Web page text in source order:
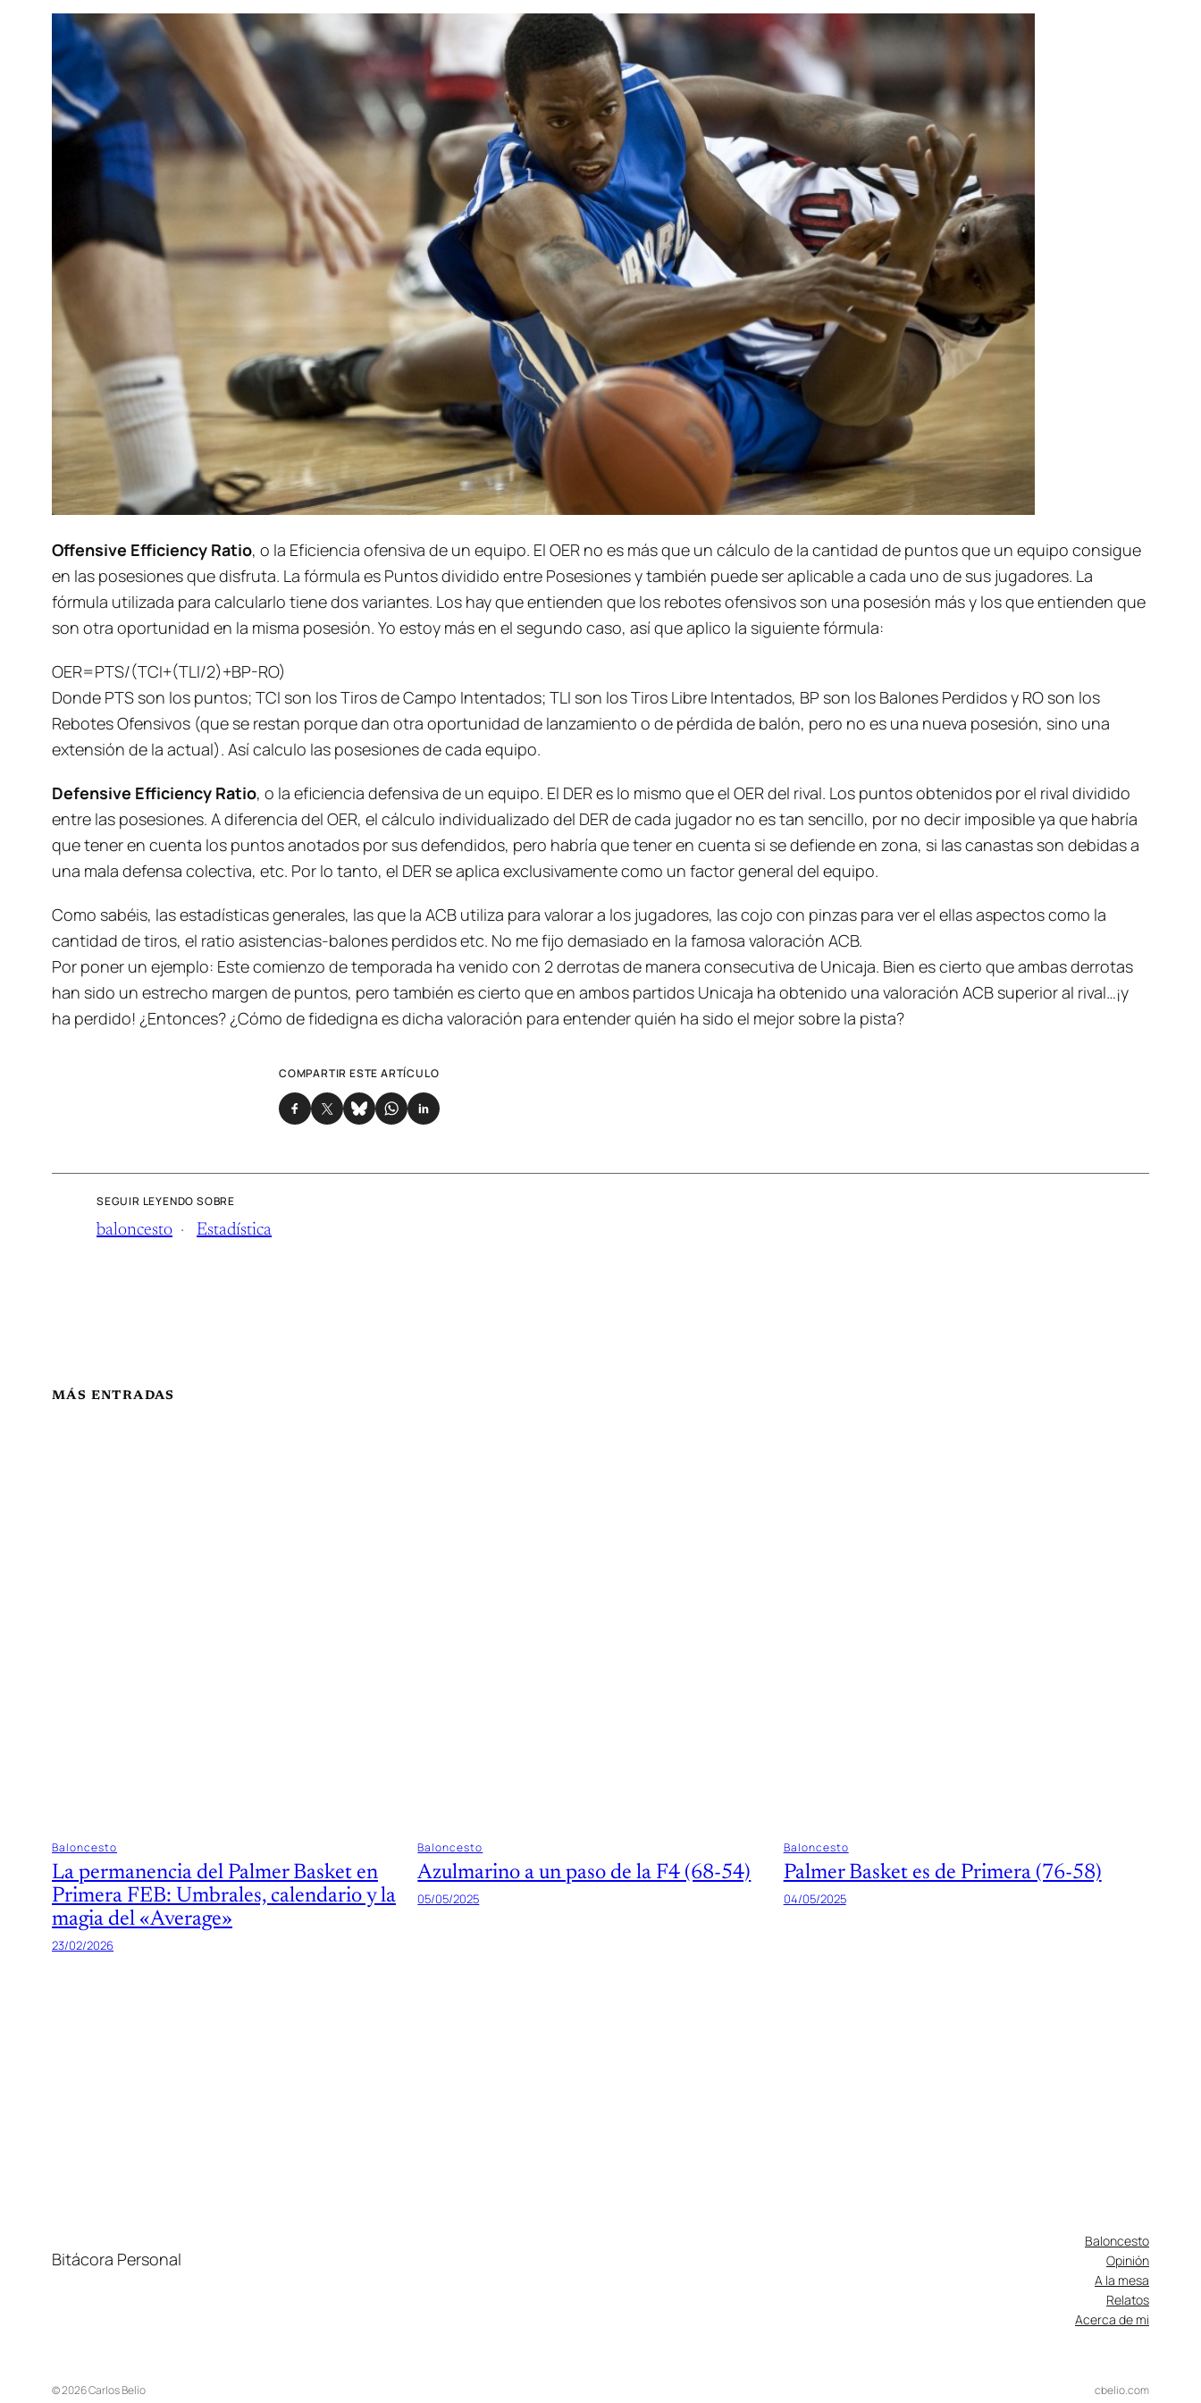
Offensive Efficiency Ratio, o la Eficiencia ofensiva de un equipo. El OER no es más que un cálculo de la cantidad de puntos que un equipo consigue
en las posesiones que disfruta. La fórmula es Puntos dividido entre Posesiones y también puede ser aplicable a cada uno de sus jugadores. La
fórmula utilizada para calcularlo tiene dos variantes. Los hay que entienden que los rebotes ofensivos son una posesión más y los que entienden que
son otra oportunidad en la misma posesión. Yo estoy más en el segundo caso, así que aplico la siguiente fórmula:
OER=PTS/(TCI+(TLI/2)+BP-RO)
Donde PTS son los puntos; TCI son los Tiros de Campo Intentados; TLI son los Tiros Libre Intentados, BP son los Balones Perdidos y RO son los
Rebotes Ofensivos (que se restan porque dan otra oportunidad de lanzamiento o de pérdida de balón, pero no es una nueva posesión, sino una
extensión de la actual). Así calculo las posesiones de cada equipo.
Defensive Efficiency Ratio, o la eficiencia defensiva de un equipo. El DER es lo mismo que el OER del rival. Los puntos obtenidos por el rival dividido
entre las posesiones. A diferencia del OER, el cálculo individualizado del DER de cada jugador no es tan sencillo, por no decir imposible ya que habría
que tener en cuenta los puntos anotados por sus defendidos, pero habría que tener en cuenta si se defiende en zona, si las canastas son debidas a
una mala defensa colectiva, etc. Por lo tanto, el DER se aplica exclusivamente como un factor general del equipo.
Como sabéis, las estadísticas generales, las que la ACB utiliza para valorar a los jugadores, las cojo con pinzas para ver el ellas aspectos como la
cantidad de tiros, el ratio asistencias-balones perdidos etc. No me fijo demasiado en la famosa valoración ACB.
Por poner un ejemplo: Este comienzo de temporada ha venido con 2 derrotas de manera consecutiva de Unicaja. Bien es cierto que ambas derrotas
han sido un estrecho margen de puntos, pero también es cierto que en ambos partidos Unicaja ha obtenido una valoración ACB superior al rival…¡y
ha perdido! ¿Entonces? ¿Cómo de fidedigna es dicha valoración para entender quién ha sido el mejor sobre la pista?
COMPARTIR ESTE ARTÍCULO
SEGUIR LEYENDO SOBRE
baloncesto Estadística
MÁS ENTRADAS
Baloncesto
La permanencia del Palmer Basket en
Primera FEB: Umbrales, calendario y la
magia del «Average»
23/02/2026
Baloncesto
Azulmarino a un paso de la F4 (68-54)
05/05/2025
Baloncesto
Palmer Basket es de Primera (76-58)
04/05/2025
Bitácora Personal
Baloncesto
Opinión
A la mesa
Relatos
Acerca de mi
© 2026 Carlos Belío cbelio.com